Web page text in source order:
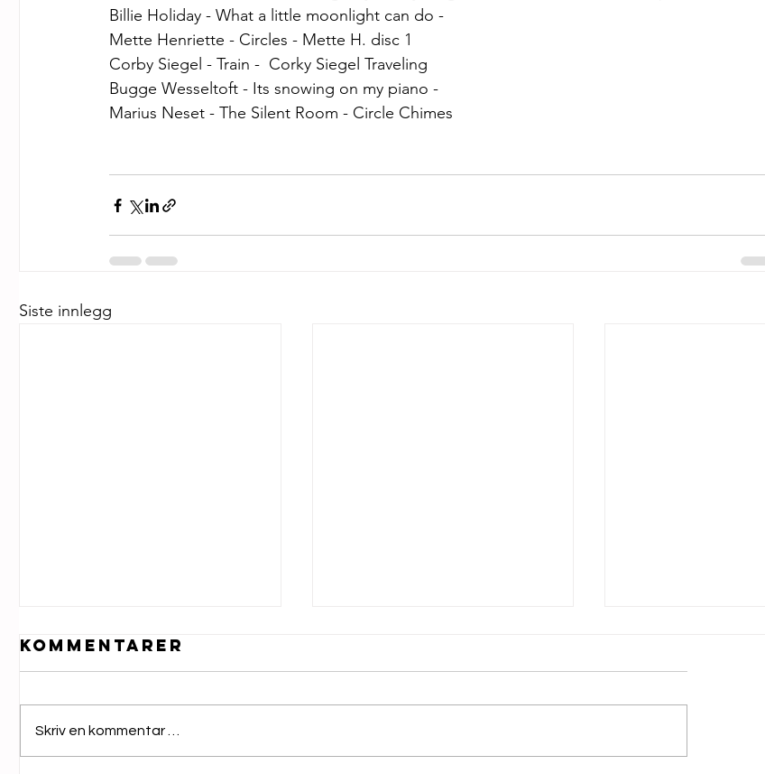
Billie Holiday - What a little moonlight can do -
Mette Henriette - Circles - Mette H. disc 1
Corby Siegel - Train -  Corky Siegel Traveling
Bugge Wesseltoft - Its snowing on my piano -
Marius Neset - The Silent Room - Circle Chimes
Siste innlegg
Kommentarer
Skriv en kommentar …